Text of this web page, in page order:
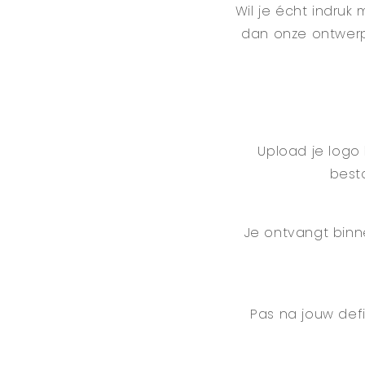
Wil je écht indruk
dan onze
Upload je
Je ontvangt
Pas na jouw